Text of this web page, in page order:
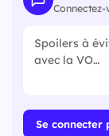
Se connecter